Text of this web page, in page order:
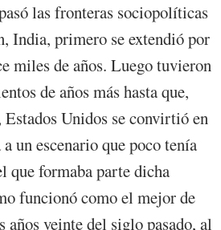
las fronteras sociopolíticas
India, primero se extendió por
miles de años. Luego tuvieron
de años más hasta que,
Unidos se convirtió en
un escenario que poco tenía
que formaba parte dicha
funcionó como el mejor de
años veinte del siglo pasado, al